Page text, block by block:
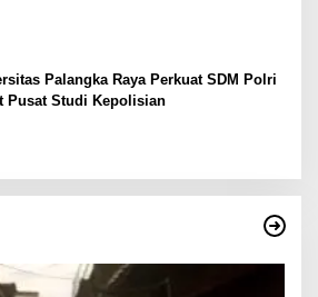
Palangka Raya Perkuat SDM Polri
Pusat Studi Kepolisian